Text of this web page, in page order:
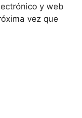
y web
vez que